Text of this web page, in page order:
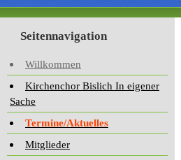
Seitennavigation
Willkommen
Kirchenchor Bislich In eigener
Sache
Termine/Aktuelles
Mitglieder